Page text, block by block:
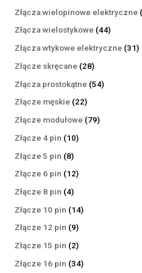
produktów
Złącza wielopinowe elektryczne
Złącza wielostykowe 4444
produkty
Złącza wtykowe elektryczne 3131
Złącze skręcane 2828
produktów
Złącza prostokątne 5454
Złącze męskie 2222
produkty
Złącze modułowe 7979
Złącze 4 pin 1010
Złącze 5 pin 88
produktów
Złącze 6 pin 1212
Złącze 8 pin 44
produkty
Złącze 10 pin 1414
Złącze 12 pin 99
produktów
Złącze 15 pin 22
produkty
Złącze 16 pin 3434